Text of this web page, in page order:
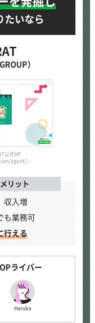
たいなら
）
公式HP
agent/）
リット
収入増
も業務可
行える
ライバー
Haruka